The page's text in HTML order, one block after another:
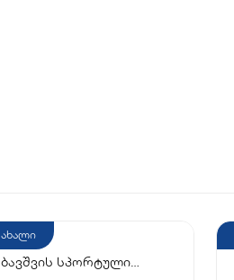
ახალი
ბავშვის სპორტული